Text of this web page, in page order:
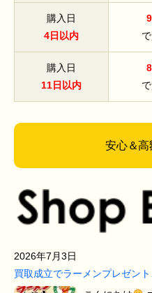
購入日
4日以内
購入日
11日以内
安心＆高
2026年7月3日
買取成立でラーメンプレゼント